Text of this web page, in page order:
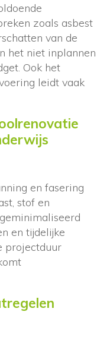
zoals asbest
van de
het niet inplannen
Ook het
leidt vaak
en fasering
stof en
en tijdelijke
projectduur